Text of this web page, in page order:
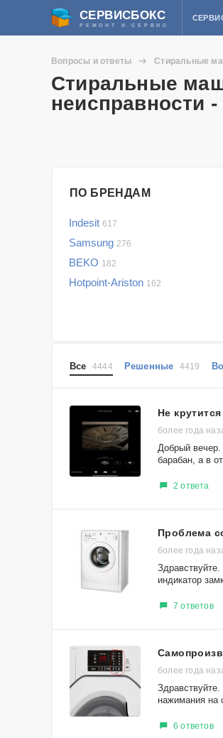
СЕРВИСБОКС
РЕМОНТ И СЕРВИС
Вопросы и ответы Стиральные
Стиральные
неисправности
ПО БРЕНДАМ
Indesit 617
Samsung 276
BEKO 182
Hotpoint-Ariston 162
Все 4444 Решенные 4419
Не
более года
Добрый вечер.
барабан, а в
2 ответа
Проблема
более года
индикатор
7 ответов
более года
нажимания на
6 ответов